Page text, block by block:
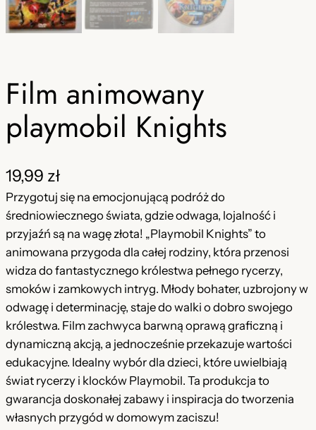
Film animowany
playmobil Knights
19,99 zł
Przygotuj się na emocjonującą podróż do
średniowiecznego świata, gdzie odwaga, lojalność i
przyjaźń są na wagę złota! „Playmobil Knights” to
animowana przygoda dla całej rodziny, która przenosi
widza do fantastycznego królestwa pełnego rycerzy,
smoków i zamkowych intryg. Młody bohater, uzbrojony w
odwagę i determinację, staje do walki o dobro swojego
królestwa. Film zachwyca barwną oprawą graficzną i
dynamiczną akcją, a jednocześnie przekazuje wartości
edukacyjne. Idealny wybór dla dzieci, które uwielbiają
świat rycerzy i klocków Playmobil. Ta produkcja to
gwarancja doskonałej zabawy i inspiracja do tworzenia
własnych przygód w domowym zaciszu!